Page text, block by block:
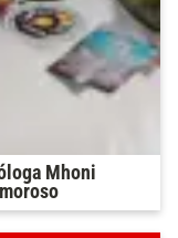
Mhoni